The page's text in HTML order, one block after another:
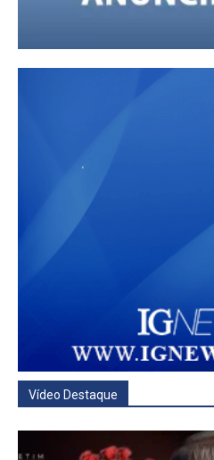
Vídeo Destaque